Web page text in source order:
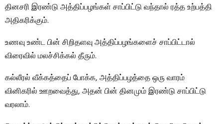
தினசரி இரண்டு அத்திப்பழங்கள் சாப்பிட்டு வந்தால் ரத்த உற்பத்தி
அதிகரிக்கும்.
உணவு உண்ட பின் சிறிதளவு அத்திப்பழங்களைச் சாப்பிட்டால்
விரைவில் மலச்சிக்கல் தீரும்.
கல்லீரல் வீக்கத்தைப் போக்க, அத்திப்பழத்தை ஒரு வாரம்
வினிகரில் ஊறவைத்து, அதன் பின் தினமும் இரண்டு சாப்பிட்டு
வரலாம்.